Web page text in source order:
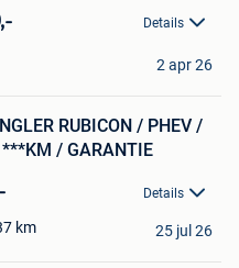
Details
2 apr 26
RUBICON / PHEV /
/ GARANTIE
Details
km 25 jul 26